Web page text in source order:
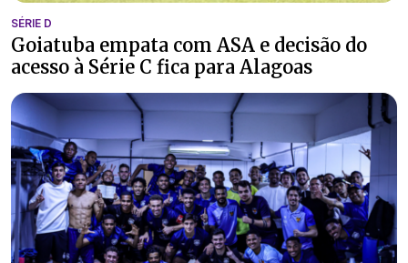
SÉRIE D
Goiatuba empata com ASA e decisão do
acesso à Série C fica para Alagoas